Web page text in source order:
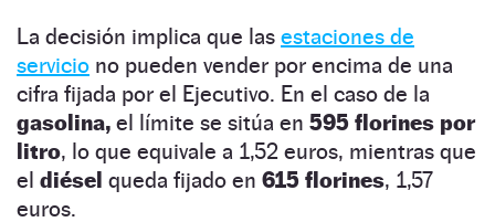
La decisión implica que las estaciones de
servicio no pueden vender por encima de una
cifra fijada por el Ejecutivo. En el caso de la
gasolina, el límite se sitúa en 595 florines por
litro, lo que equivale a 1,52 euros, mientras que
el diésel queda fijado en 615 florines, 1,57
euros.